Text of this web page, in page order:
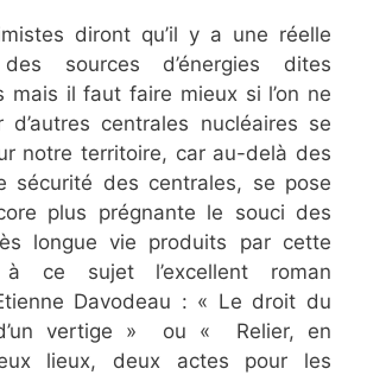
diront qu’il y a une réelle
des sources d’énergies dites
mais il faut faire mieux si l’on ne
centrales nucléaires se
notre territoire, car au-delà des
sécurité des centrales, se pose
plus prégnante le souci des
longue vie produits par cette
ce sujet l’excellent roman
Davodeau : « Le droit du
vertige » ou « Relier, en
lieux, deux actes pour les